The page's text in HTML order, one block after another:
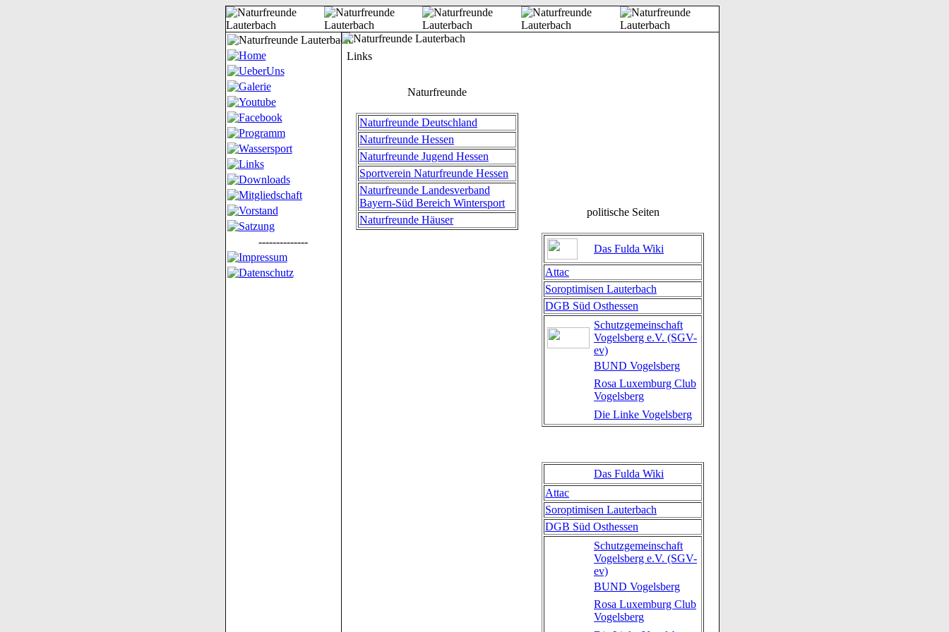
--------------
Links
Naturfreunde
Naturfreunde Deutschland
Naturfreunde Hessen
Naturfreunde Jugend Hessen
Sportverein Naturfreunde Hessen
Naturfreunde Landesverband
Bayern-Süd Bereich Wintersport
Naturfreunde Häuser
politische Seiten
Das Fulda Wiki
Attac
Soroptimisen Lauterbach
DGB Süd Osthessen
Schutzgemeinschaft
Vogelsberg e.V. (SGV-
ev)
BUND Vogelsberg
Rosa Luxemburg Club
Vogelsberg
Die Linke Vogelsberg
Das Fulda Wiki
Attac
Soroptimisen Lauterbach
DGB Süd Osthessen
Schutzgemeinschaft
Vogelsberg e.V. (SGV-
ev)
BUND Vogelsberg
Rosa Luxemburg Club
Vogelsberg